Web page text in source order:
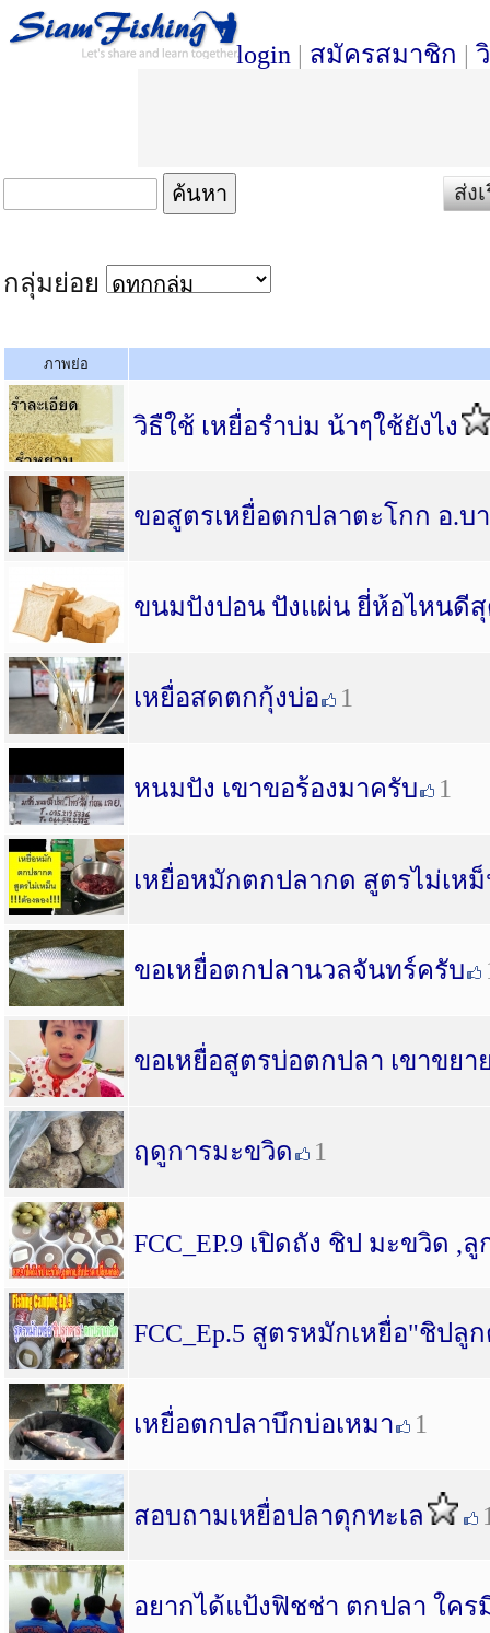
login | สมัครสมาชิก |
ส่ง
กลุ่มย่อย
ภาพย่อ
วิธืใช้ เหยื่อรำบ่ม น้าๆใช้ยังไง
ขอสูตรเหยื่อตกปลาตะโกก อ.บ
ขนมปังปอน ปังแผ่น ยี่ห้อไหนดี
เหยื่อสดตกกุ้งบ่อ 1
หนมปัง เขาขอร้องมาครับ 1
เหยื่อหมักตกปลากด สูตรไม่เห
ขอเหยื่อตกปลานวลจันทร์ครับ
ขอเหยื่อสูตรบ่อตกปลา เขาขยา
ฤดูการมะขวิด 1
FCC_EP.9 เปิดถัง ชิป มะขวิด ,
FCC_Ep.5 สูตรหมักเหยื่อ"ชิปลู
เหยื่อตกปลาบึกบ่อเหมา 1
สอบถามเหยื่อปลาดุกทะเล
อยากได้แป้งฟิชช่า ตกปลา ใค